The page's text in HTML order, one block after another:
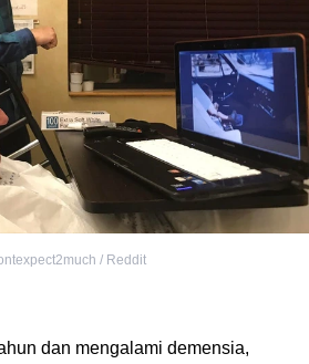
/ Reddit
dan mengalami demensia,